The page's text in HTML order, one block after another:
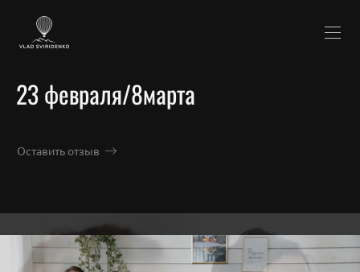
23 февраля/8марта
Оставить отзыв